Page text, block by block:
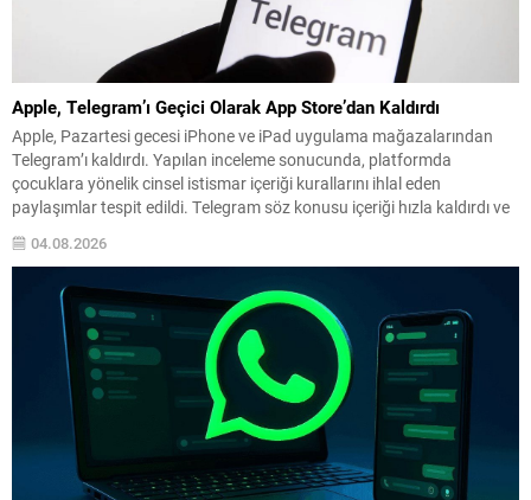
Apple, Telegram’ı Geçici Olarak App Store’dan Kaldırdı
Apple, Pazartesi gecesi iPhone ve iPad uygulama mağazalarından
Telegram’ı kaldırdı. Yapılan inceleme sonucunda, platformda
çocuklara yönelik cinsel istismar içeriği kurallarını ihlal eden
paylaşımlar tespit edildi. Telegram söz konusu içeriği hızla kaldırdı ve
yeniden App Store’da yer aldı. Apple’ın İncelemesi ve Telegram’ın
04.08.2026